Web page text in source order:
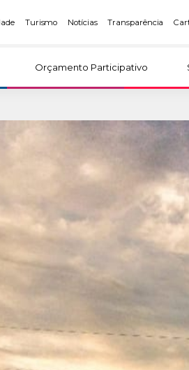
Turismo Notícias Transparência
Orçamento Participativo